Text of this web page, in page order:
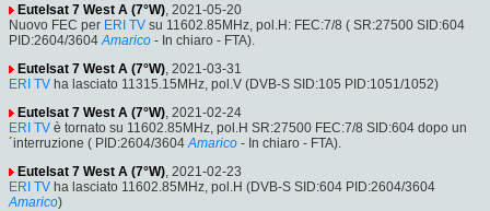
Eutelsat 7 West A (7°W), 2021-05-20
Nuovo FEC per ERI TV su 11602.85MHz, pol.H: FEC:7/8 ( SR:27500 SID:604
PID:2604/3604 Amarico - In chiaro - FTA).
Eutelsat 7 West A (7°W), 2021-03-31
ERI TV ha lasciato 11315.15MHz, pol.V (DVB-S SID:105 PID:1051/1052)
Eutelsat 7 West A (7°W), 2021-02-24
ERI TV è tornato su 11602.85MHz, pol.H SR:27500 FEC:7/8 SID:604 dopo un
´interruzione ( PID:2604/3604 Amarico - In chiaro - FTA).
Eutelsat 7 West A (7°W), 2021-02-23
ERI TV ha lasciato 11602.85MHz, pol.H (DVB-S SID:604 PID:2604/3604
Amarico)